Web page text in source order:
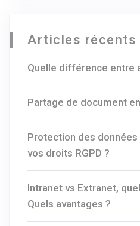
Articles récents
Quelle différence entre
Partage de document
Protection des données
vos droits RGPD ?
Intranet vs Extranet,
Quels avantages ?